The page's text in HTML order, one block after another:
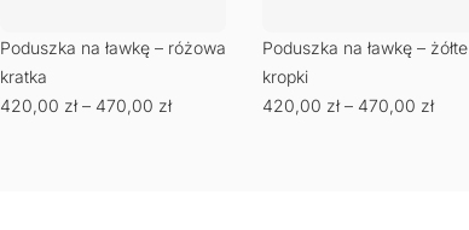
Poduszka na ławkę – różowa
kratka
420,00 zł – 470,00 zł
Poduszka na ławkę – żółte
kropki
420,00 zł – 470,00 zł